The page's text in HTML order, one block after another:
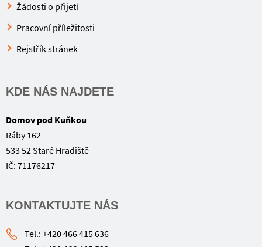
Žádosti o přijetí
Pracovní příležitosti
Rejstřík stránek
KDE NÁS NAJDETE
Domov pod Kuňkou
Ráby 162
533 52 Staré Hradiště
IČ: 71176217
KONTAKTUJTE NÁS
Tel.: +420 466 415 636